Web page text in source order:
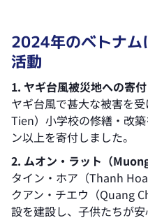
2024年のベトナム
活動
1. ヤギ台風被災地への寄
ヤギ台風で甚大な被害を
Tien）小学校の修繕・改
ン以上を寄付しました。
2. ムオン・ラット（
タイン・ホア（Thanh
クアン・チエウ（Quang
設を建設し、子供たちが